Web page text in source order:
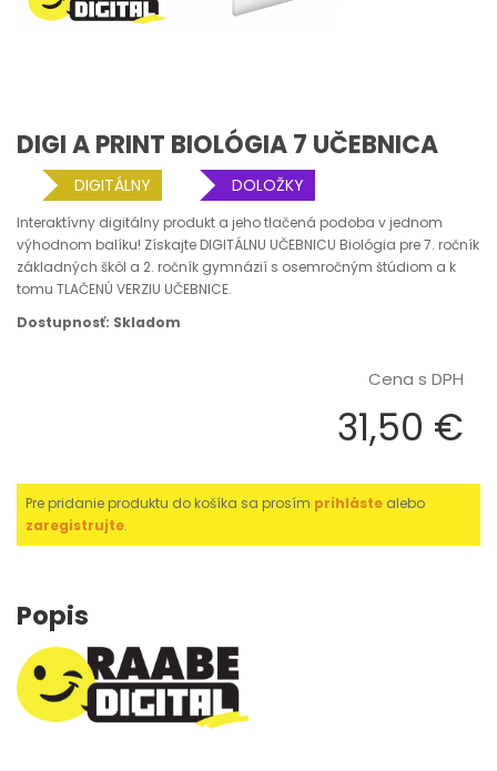
DIGI A PRINT BIOLÓGIA 7 UČEBNICA
DIGITÁLNY DOLOŽKY
Interaktívny digitálny produkt a jeho tlačená podoba v jednom
výhodnom balíku! Získajte DIGITÁLNU UČEBNICU Biológia pre 7. ročník
základných škôl a 2. ročník gymnázií s osemročným štúdiom a k
tomu TLAČENÚ VERZIU UČEBNICE.
Dostupnosť: Skladom
Cena s DPH
31,50 €
Pre pridanie produktu do košíka sa prosím prihláste alebo
zaregistrujte.
Popis